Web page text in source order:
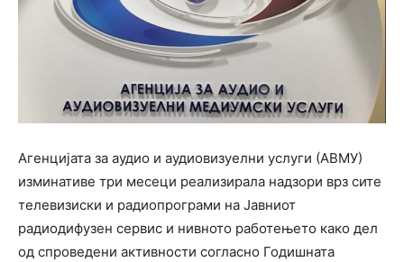
Агенцијата за аудио и аудиовизуелни услуги (АВМУ)
изминативе три месеци реализирала надзори врз сите
телевизиски и радиопрограми на Јавниот
радиодифузен сервис и нивното работењето како дел
од спроведени активности согласно Годишната